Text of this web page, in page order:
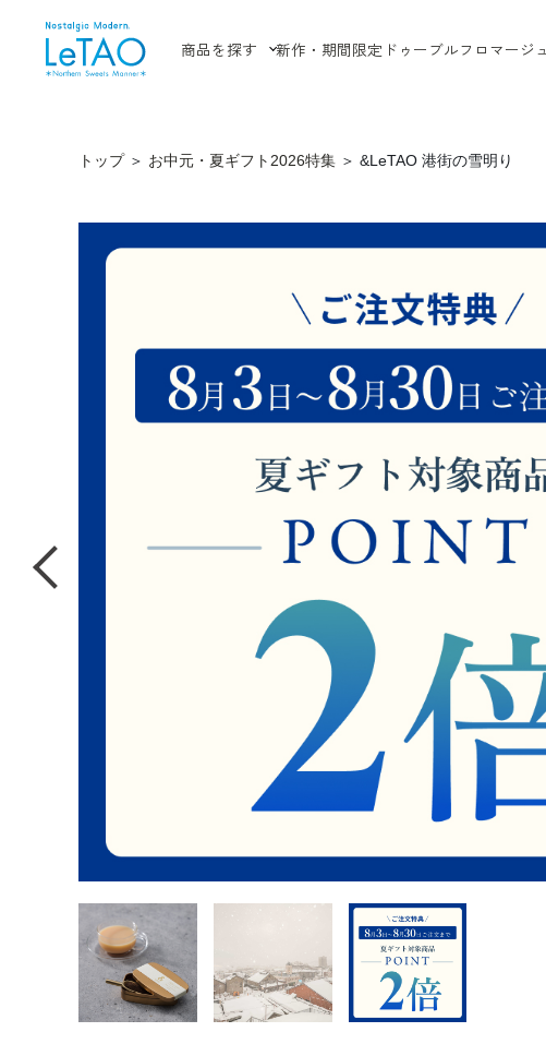
商品を探す 新作・期間限定 ドゥーブルフロマージュ
トップ ＞ お中元・夏ギフト2026特集 ＞ &LeTAO 港街の雪明り